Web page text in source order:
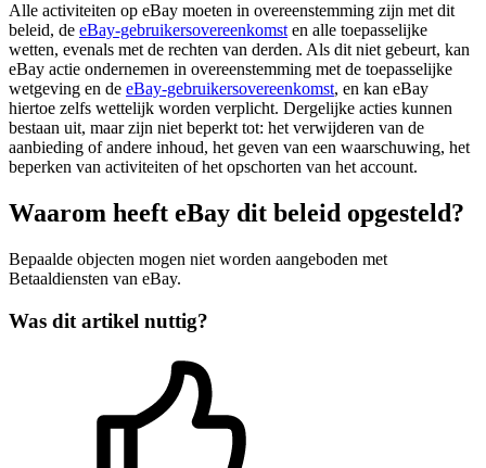
Alle activiteiten op eBay moeten in overeenstemming zijn met dit
beleid, de eBay-gebruikersovereenkomst en alle toepasselijke
wetten, evenals met de rechten van derden. Als dit niet gebeurt, kan
eBay actie ondernemen in overeenstemming met de toepasselijke
wetgeving en de eBay-gebruikersovereenkomst, en kan eBay
hiertoe zelfs wettelijk worden verplicht. Dergelijke acties kunnen
bestaan uit, maar zijn niet beperkt tot: het verwijderen van de
aanbieding of andere inhoud, het geven van een waarschuwing, het
beperken van activiteiten of het opschorten van het account.
Waarom heeft eBay dit beleid opgesteld?
Bepaalde objecten mogen niet worden aangeboden met
Betaaldiensten van eBay.
Was dit artikel nuttig?